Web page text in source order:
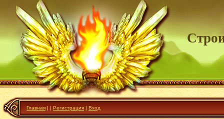
Главная | | Регистрация | Вход